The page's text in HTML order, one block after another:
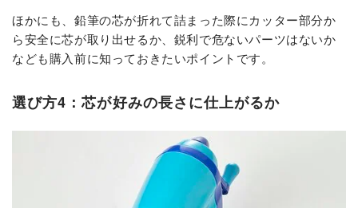
ほかにも、鉛筆の芯が折れて詰まった際にカッター部分か
ら安全に芯が取り出せるか、鋭利で危ないパーツはないか
なども購入前に知っておきたいポイントです。
選び方4：芯が好みの長さに仕上がるか